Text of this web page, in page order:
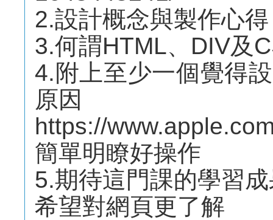
2.設計概念與製作心
3.何謂HTML、DIV及
4.附上至少一個覺得
原因
https://
簡單明瞭好操作
5.期待這門課的學習
希望對網頁更了解